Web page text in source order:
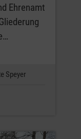
Ehrenamt
Speyer